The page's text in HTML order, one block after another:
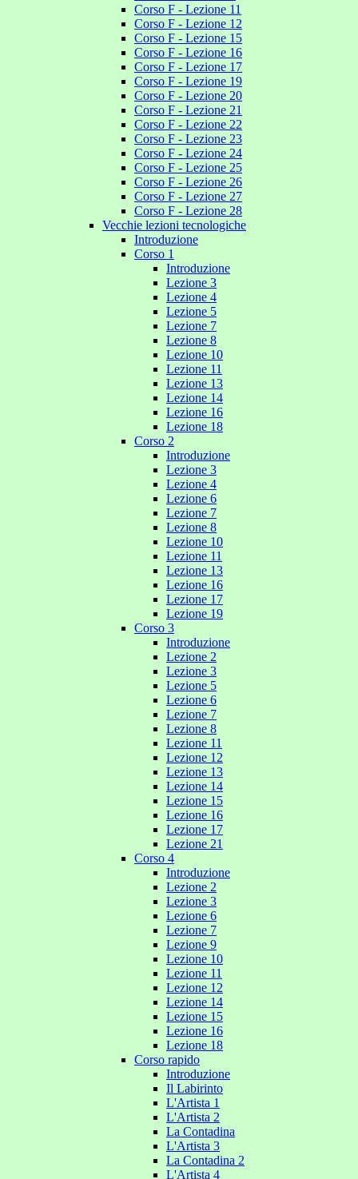
Corso F - Lezione 11
Corso F - Lezione 12
Corso F - Lezione 15
Corso F - Lezione 16
Corso F - Lezione 17
Corso F - Lezione 19
Corso F - Lezione 20
Corso F - Lezione 21
Corso F - Lezione 22
Corso F - Lezione 23
Corso F - Lezione 24
Corso F - Lezione 25
Corso F - Lezione 26
Corso F - Lezione 27
Corso F - Lezione 28
Vecchie lezioni tecnologiche
Introduzione
Corso 1
Introduzione
Lezione 3
Lezione 4
Lezione 5
Lezione 7
Lezione 8
Lezione 10
Lezione 11
Lezione 13
Lezione 14
Lezione 16
Lezione 18
Corso 2
Introduzione
Lezione 3
Lezione 4
Lezione 6
Lezione 7
Lezione 8
Lezione 10
Lezione 11
Lezione 13
Lezione 16
Lezione 17
Lezione 19
Corso 3
Introduzione
Lezione 2
Lezione 3
Lezione 5
Lezione 6
Lezione 7
Lezione 8
Lezione 11
Lezione 12
Lezione 13
Lezione 14
Lezione 15
Lezione 16
Lezione 17
Lezione 21
Corso 4
Introduzione
Lezione 2
Lezione 3
Lezione 6
Lezione 7
Lezione 9
Lezione 10
Lezione 11
Lezione 12
Lezione 14
Lezione 15
Lezione 16
Lezione 18
Corso rapido
Introduzione
Il Labirinto
L'Artista 1
L'Artista 2
La Contadina
L'Artista 3
La Contadina 2
L'Artista 4